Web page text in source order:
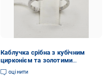
Каблучка срібна з кубічним
цирконієм та золотими
пластинами Кохання р. 14 0,61 г
(3031935830)
оцінити